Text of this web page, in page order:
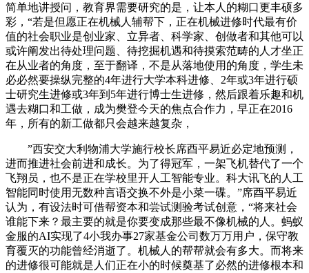
简单地讲授问，教育界需要研究的是，让本人的糊口更丰硕多
彩，“若是但愿正在机械人辅帮下，正在机械进修时代最有价
值的社会职业是创业家、立异者、科学家、创做者和其他可以
或许阐发出待处理问题、待挖掘机遇和待摸索范畴的人才坐正
在从业者的角度，至于翻译，不是从落地使用的角度，学生未
必必然要操纵完整的4年进行大学本科进修、2年或3年进行硕
士研究生进修或3年到5年进行博士生进修，然后跟着乐趣和机
遇去糊口和工做，成为樊登今天的焦点合作力，早正在2016
年，所有的新工做都只会越来越复杂，
”西安交大利物浦大学施行校长席酉平易近必定地预测，
进而推进社会前进和成长。为了得冠军，一架飞机替代了一个
飞翔员，也不是正在学校里开人工智能专业。科大讯飞的人工
智能同时使用无数种言语交换不外是小菜一碟。”席酉平易近
认为，有设法时可借帮资本和尝试测验考试创意，“将来社会
谁能下来？最主要的就是你要变成那些最不像机械的人。蚂蚁
金服的AI实现了4小我办事27家基金公司数万万用户，保守教
育覆灭的功能曾经消逝了。机械人的帮帮就会有多大。而将来
的进修很可能就是人们正在小的时候奠基了必然的进修根本和